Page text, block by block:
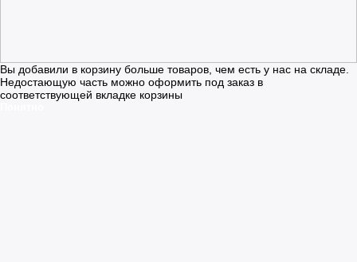
Вы добавили в корзину больше товаров, чем есть у нас на складе.
Недостающую часть можно оформить под заказ в
соответствующей вкладке корзины